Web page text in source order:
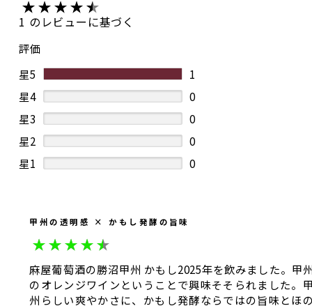
1 のレビューに基づく
評価
星5
1
星4
0
星3
0
星2
0
星1
0
甲州の透明感 × かもし発酵の旨味
麻屋葡萄酒の勝沼甲州 かもし2025年を飲みました。甲
のオレンジワインということで興味そそられました。
州らしい爽やかさに、かもし発酵ならではの旨味とほ